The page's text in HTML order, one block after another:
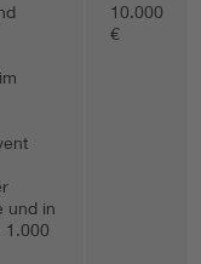
und in
1.000
10.000
€